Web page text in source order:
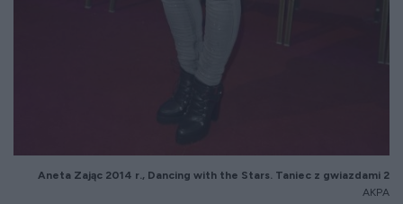
Aneta Zając 2014 r., Dancing with the Stars. Taniec z gwiazdami 2
AKPA